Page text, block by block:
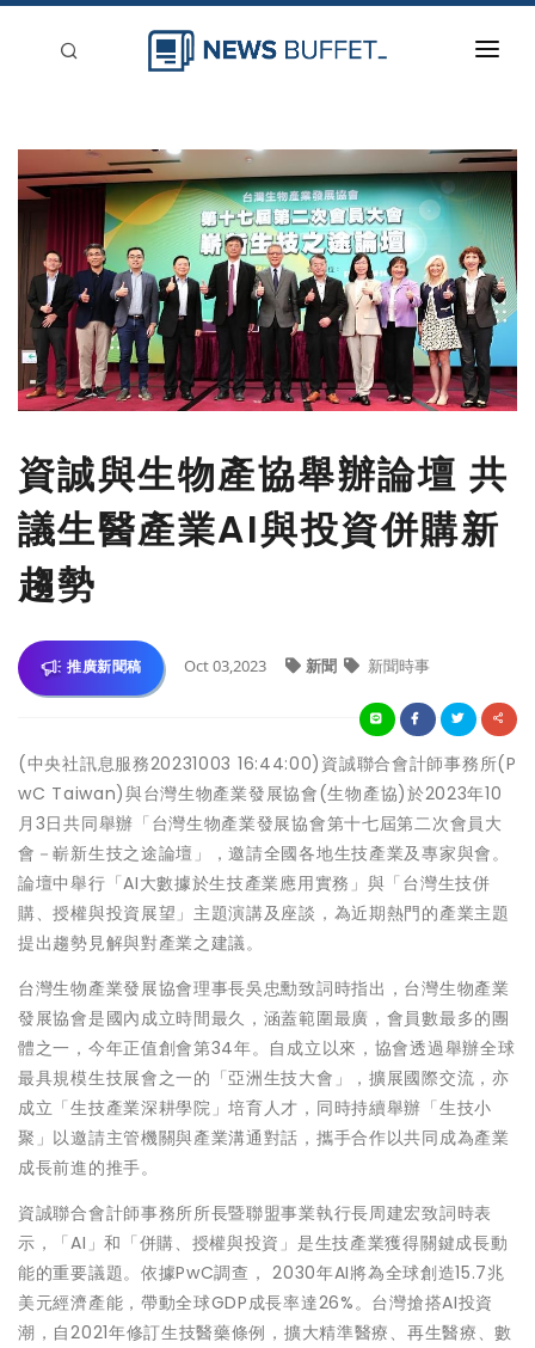
新聞稿分類
刊登
資誠與生物產協舉辦論壇 共
議生醫產業AI與投資併購新
趨勢
推廣新聞稿 Oct 03,2023 新聞 新聞時事
(中央社訊息服務20231003 16:44:00)資誠聯合會計師事務所(P
wC Taiwan)與台灣生物產業發展協會(生物產協)於2023年10
月3日共同舉辦「台灣生物產業發展協會第十七屆第二次會員大
會－嶄新生技之途論壇」，邀請全國各地生技產業及專家與會。
論壇中舉行「AI大數據於生技產業應用實務」與「台灣生技併
購、授權與投資展望」主題演講及座談，為近期熱門的產業主題
提出趨勢見解與對產業之建議。
台灣生物產業發展協會理事長吳忠勳致詞時指出，台灣生物產業
發展協會是國內成立時間最久，涵蓋範圍最廣，會員數最多的團
體之一，今年正值創會第34年。自成立以來，協會透過舉辦全球
最具規模生技展會之一的「亞洲生技大會」，擴展國際交流，亦
成立「生技產業深耕學院」培育人才，同時持續舉辦「生技小
聚」以邀請主管機關與產業溝通對話，攜手合作以共同成為產業
成長前進的推手。
資誠聯合會計師事務所所長暨聯盟事業執行長周建宏致詞時表
示，「AI」和「併購、授權與投資」是生技產業獲得關鍵成長動
能的重要議題。依據PwC調查， 2030年AI將為全球創造15.7兆
美元經濟產能，帶動全球GDP成長率達26%。台灣搶搭AI投資
潮，自2021年修訂生技醫藥條例，擴大精準醫療、再生醫療、數